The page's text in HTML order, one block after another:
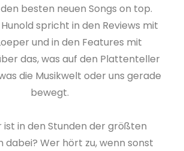
besten neuen Songs on top.
spricht in den Reviews mit
und in den Features mit
das, was auf den Plattenteller
die Musikwelt oder uns gerade
bewegt.
ist in den Stunden der größten
dabei? Wer hört zu, wenn sonst